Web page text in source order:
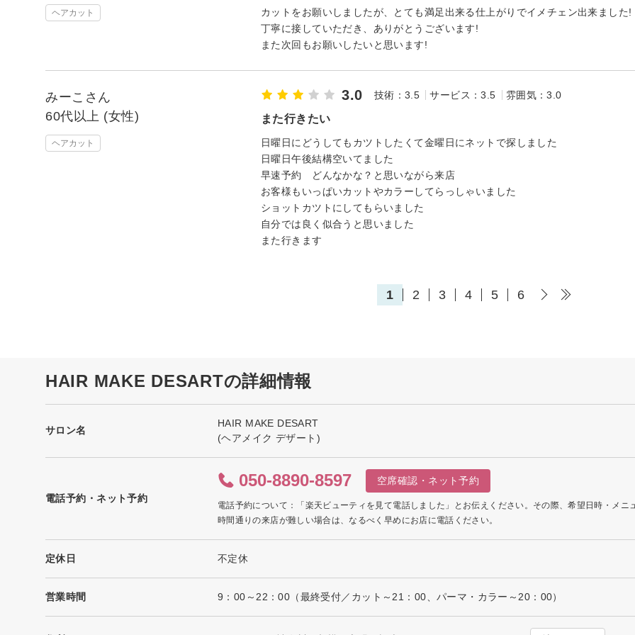
ヘアカット
カットをお願いしましたが、とても満足出来る仕上がりでイメチェン出来ました!
丁寧に接していただき、ありがとうございます!
また次回もお願いしたいと思います!
みーこさん
60代以上 (女性)
ヘアカット
3.0 技術：3.5 サービス：3.5 雰囲気：3.0
また行きたい
日曜日にどうしてもカツトしたくて金曜日にネットで探しました
日曜日午後結構空いてました
早速予約 どんなかな？と思いながら来店
お客様もいっぱいカットやカラーしてらっしゃいました
ショットカツトにしてもらいました
自分では良く似合うと思いました
また行きます
1 2 3 4 5 6
HAIR MAKE DESARTの詳細情報
サロン名
HAIR MAKE DESART
(ヘアメイク デザート)
電話予約・ネット予約
050-8890-8597 空席確認・ネット予約
電話予約について：「楽天ビューティを見て電話しました」とお伝えください。その際、希望日時・メニ
時間通りの来店が難しい場合は、なるべく早めにお店に電話ください。
定休日 不定休
営業時間 9：00～22：00（最終受付／カット～21：00、パーマ・カラー～20：00）